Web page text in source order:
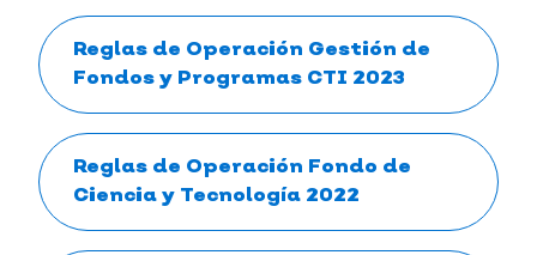
Reglas de Operación Gestión de
Fondos y Programas CTI 2023
Reglas de Operación Fondo de
Ciencia y Tecnología 2022